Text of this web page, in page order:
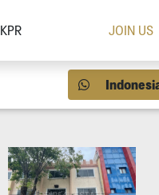
KPR JOIN US